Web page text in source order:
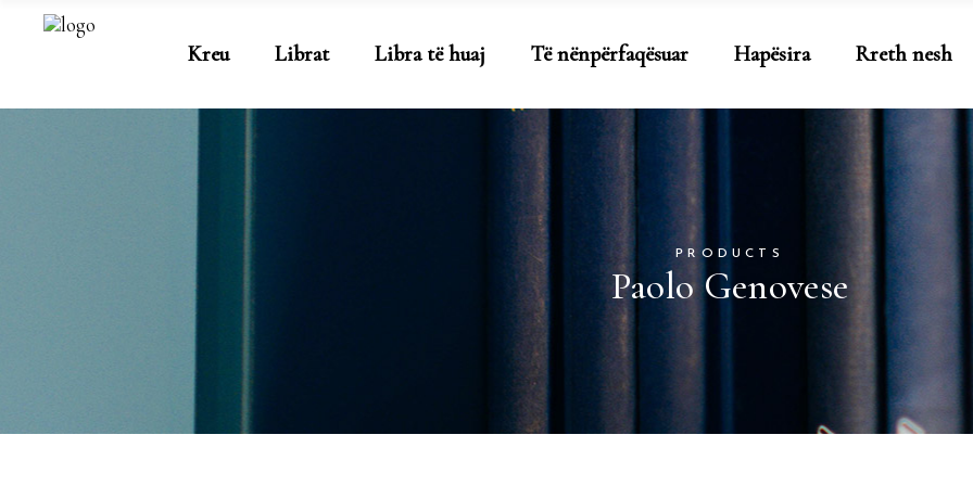
Kreu Librat Libra të huaj Të nënpërfaqësuar Hapësira Rreth nesh
PRODUCTS
Paolo Genovese